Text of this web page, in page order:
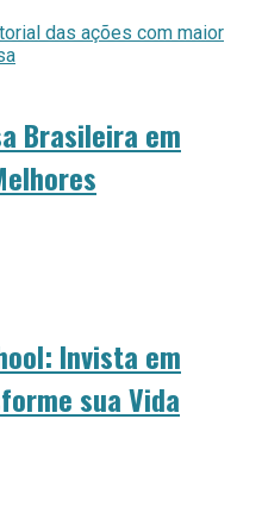
Brasileira em
Invista em
sua Vida